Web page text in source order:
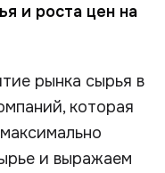
и роста цен на
рынка сырья в
которая
и выражаем